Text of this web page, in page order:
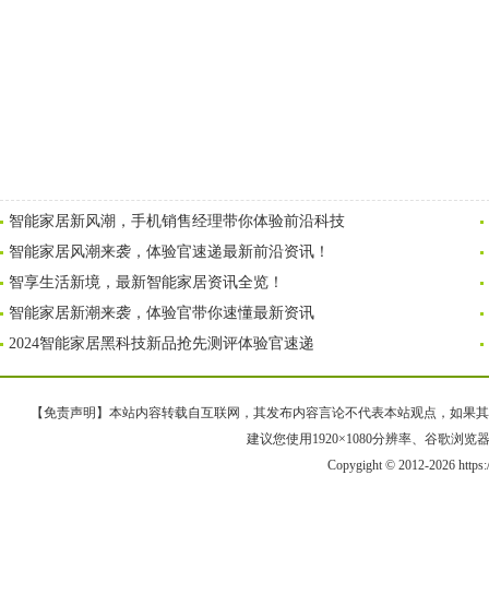
智能家居新风潮，手机销售经理带你体验前沿科技
智能家居风潮来袭，体验官速递最新前沿资讯！
智享生活新境，最新智能家居资讯全览！
智能家居新潮来袭，体验官带你速懂最新资讯
2024智能家居黑科技新品抢先测评体验官速递
【免责声明】本站内容转载自互联网，其发布内容言论不代表本站观点，如果
建议您使用1920×1080分辨率、谷歌浏览
Copygight © 2012-2026